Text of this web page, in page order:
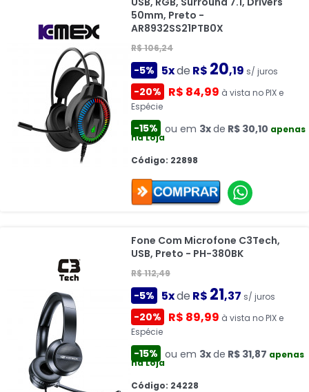
50mm, Preto -
AR8932SS21PTB0X
R$ 106,24
-5% 5xde R$ 20,19 s/ juros
-20% R$ 84,99 à vista no PIX e
Espécie
-15% ou em 3xde R$ 30,10 apenas
na Loja
Código: 22898
Fone Com Microfone C3Tech,
USB, Preto - PH-380BK
R$ 112,49
-5% 5xde R$ 21,37 s/ juros
-20% R$ 89,99 à vista no PIX e
Espécie
-15% ou em 3xde R$ 31,87 apenas
na Loja
Código: 24228